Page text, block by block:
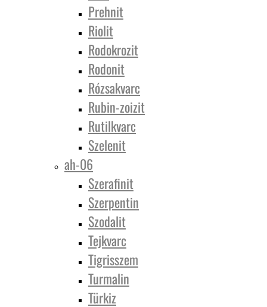
Prehnit
Riolit
Rodokrozit
Rodonit
Rózsakvarc
Rubin-zoizit
Rutilkvarc
Szelenit
ah-06
Szerafinit
Szerpentin
Szodalit
Tejkvarc
Tigrisszem
Turmalin
Türkiz